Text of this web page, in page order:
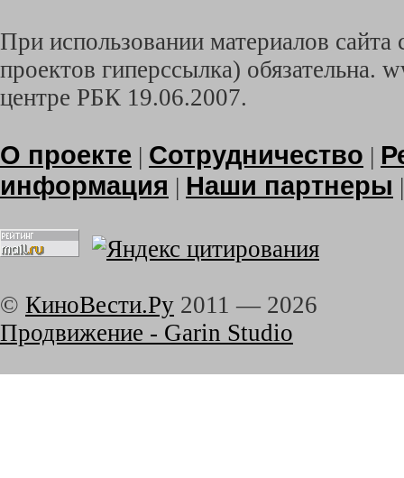
При использовании материалов
проектов гиперссылка) обязательна.
центре РБК 19.06.2007.
О проекте | Сотрудничество |
информация | Наши партнеры
© КиноВести.Ру 2011 — 2026
Продвижение - Garin Studio